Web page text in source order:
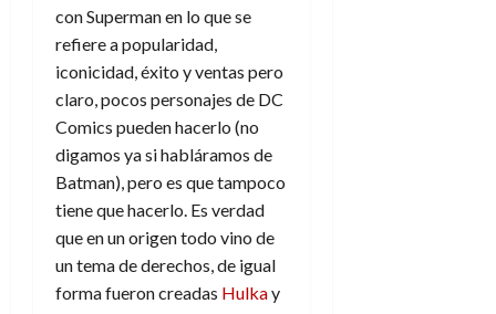
con Superman en lo que se
refiere a popularidad,
iconicidad, éxito y ventas pero
claro, pocos personajes de DC
Comics pueden hacerlo (no
digamos ya si habláramos de
Batman), pero es que tampoco
tiene que hacerlo. Es verdad
que en un origen todo vino de
un tema de derechos, de igual
forma fueron creadas Hulkay